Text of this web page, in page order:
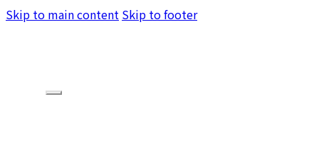
Skip to main content Skip to footer